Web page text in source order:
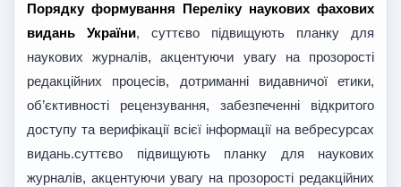
Порядку формування Переліку наукових фахових
видань України, суттєво підвищують планку для
наукових журналів, акцентуючи увагу на прозорості
редакційних процесів, дотриманні видавничої етики,
об’єктивності рецензування, забезпеченні відкритого
доступу та верифікації всієї інформації на вебресурсах
видань.суттєво підвищують планку для наукових
журналів, акцентуючи увагу на прозорості редакційних